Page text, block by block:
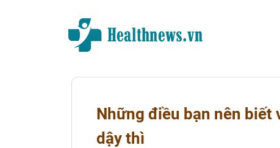
Những điều bạn nên biết
dậy thì